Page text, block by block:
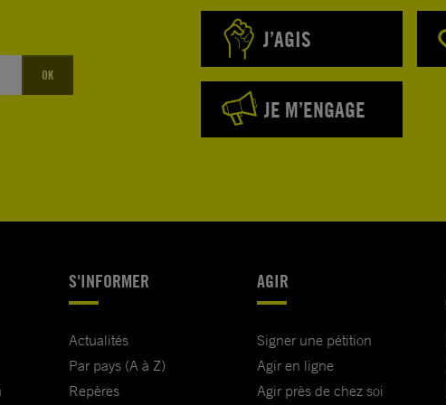
OK
J’AGIS
JE M’ENGAGE
S'INFORMER
Actualités
Par pays (A à Z)
Repères
AGIR
Signer une pétition
Agir en ligne
Agir près de chez soi